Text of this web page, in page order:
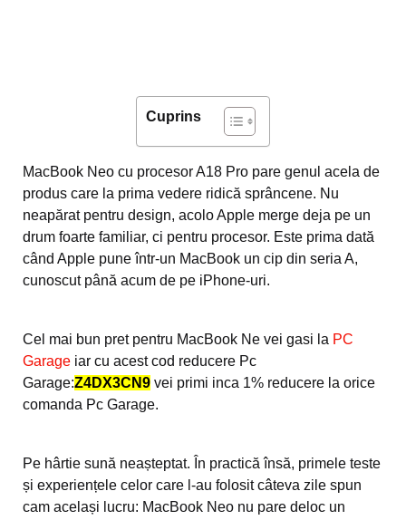
Cuprins
MacBook Neo cu procesor A18 Pro pare genul acela de
produs care la prima vedere ridică sprâncene. Nu
neapărat pentru design, acolo Apple merge deja pe un
drum foarte familiar, ci pentru procesor. Este prima dată
când Apple pune într-un MacBook un cip din seria A,
cunoscut până acum de pe iPhone-uri.
Cel mai bun pret pentru MacBook Ne vei gasi la PC
Garage iar cu acest cod reducere Pc
Garage:Z4DX3CN9 vei primi inca 1% reducere la orice
comanda Pc Garage.
Pe hârtie sună neașteptat. În practică însă, primele teste
și experiențele celor care l-au folosit câteva zile spun
cam același lucru: MacBook Neo nu pare deloc un